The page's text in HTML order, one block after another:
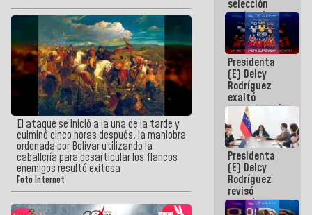
El ataque se inició a la una de la tarde y
culminó cinco horas después, la maniobra
ordenada por Bolívar utilizando la
caballería para desarticular los flancos
enemigos resultó exitosa
Foto Internet
selección
nacional
masculina
de voleibol
campeona
de la Copa
Panamericana
Sub-17
Presidenta
(E) Delcy
Rodríguez
exaltó
participación
de
Venezuela
en Juegos
Centroamericanos
y del Caribe
2026
Presidenta
(E) Delcy
Rodríguez
revisó
agenda